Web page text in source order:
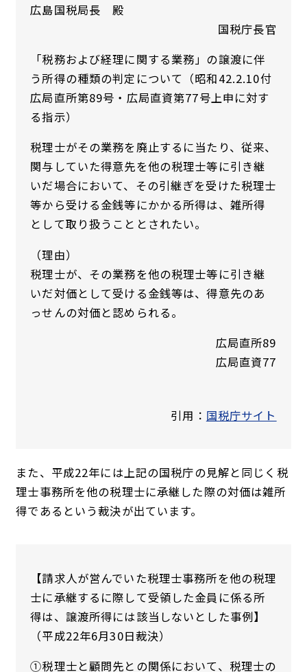
広島国税局長 殿
国税庁長官
「税務および経理に関する業務」の譲渡に伴
う所得の種類の判定について（昭和42.2.10付
広局直所第89号・広局直資第77号上申に対す
る指示）
税理士がその業務を廃止するに当たり、従来、
関与していた得意先を他の税理士等に引き継
いだ場合において、その引継ぎを受けた税理士
等から受ける金銭等にかかる所得は、雑所得
として取り扱うこととされたい。
（理由）
税理士が、その業務を他の税理士等に引き継
いだ対価として受ける金銭等は、得意先のあ
っせんの対価と認められる。
広局直所89
広局直資77
引用： 国税庁サイト
また、平成22年には上記の国税庁の見解と同じく税
理士事務所を他の税理士に承継した際の対価は雑所
得であるという裁決が出ています。
【請求人が営んでいた税理士事務所を他の税理
士に承継するに際して受領した金員に係る所
得は、譲渡所得には該当しないとした事例】
（平成22年6月30日裁決）
①税理士と顧問先との関係において、税理士の